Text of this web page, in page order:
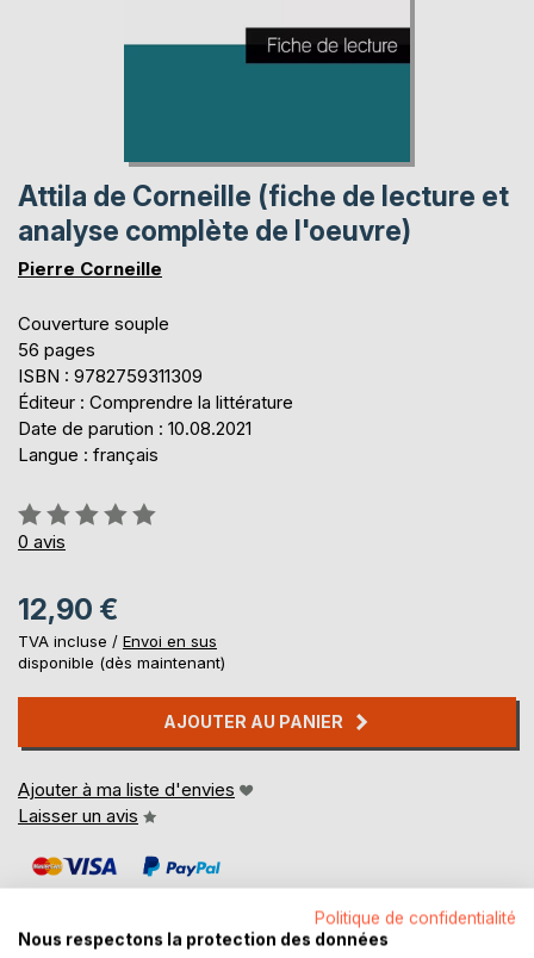
Attila de Corneille (fiche de lecture et
analyse complète de l'oeuvre)
Pierre Corneille
Couverture souple
56 pages
ISBN : 9782759311309
Éditeur : Comprendre la littérature
Date de parution : 10.08.2021
Langue : français
Évaluation:
0%
0 avis
12,90 €
TVA incluse / Envoi en sus
disponible (dès maintenant)
AJOUTER AU PANIER
Ajouter à ma liste d'envies
Laisser un avis
Politique de confidentialité
Nous respectons la protection des données